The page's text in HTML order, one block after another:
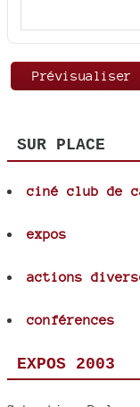
SUR PLACE
ciné club de
expos
actions
conférences
EXPOS 2003